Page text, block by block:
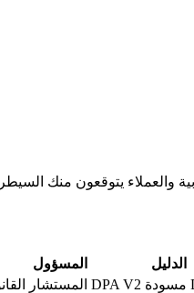
والعملاء يتوقعون منك
الدليل المسؤول
مسودة DPA V2 المستشار